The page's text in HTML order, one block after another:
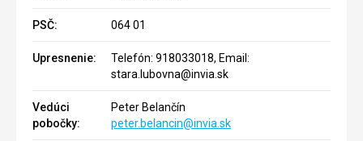
PSČ: 064 01
Upresnenie:
Telefón: 918033018, Email:
stara.lubovna@invia.sk
Vedúci
pobočky:
Peter Belančín
peter.belancin@invia.sk